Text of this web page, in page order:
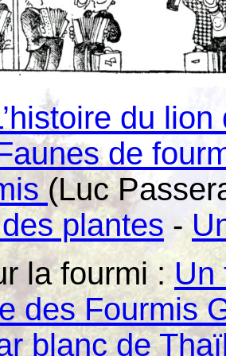
du
de
(Luc
plantes -
la fourmi :Un
des Fourmis
blanc de